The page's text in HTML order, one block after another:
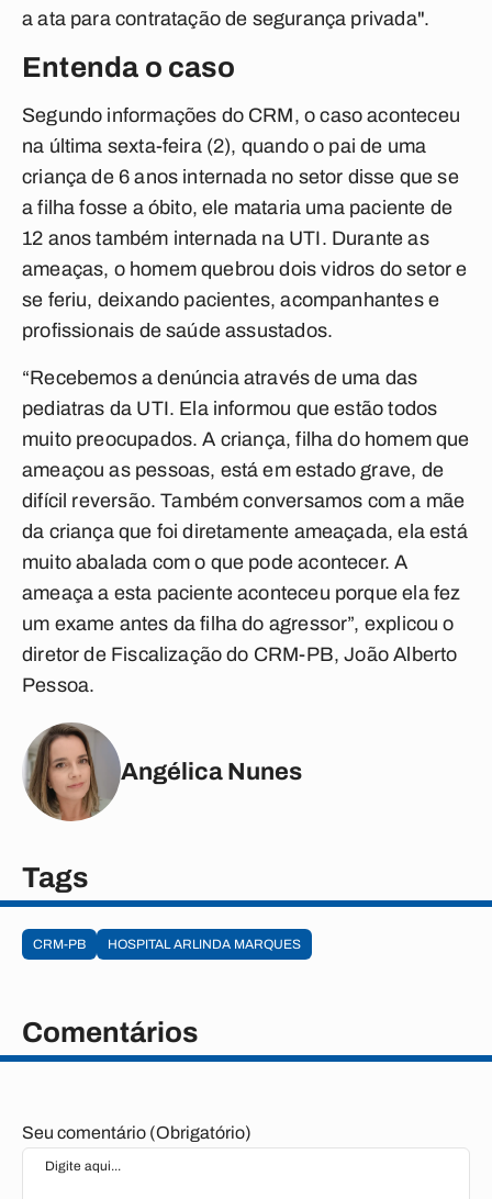
a ata para contratação de segurança privada".
Entenda o caso
Segundo informações do CRM, o caso aconteceu
na última sexta-feira (2), quando o pai de uma
criança de 6 anos internada no setor disse que se
a filha fosse a óbito, ele mataria uma paciente de
12 anos também internada na UTI. Durante as
ameaças, o homem quebrou dois vidros do setor e
se feriu, deixando pacientes, acompanhantes e
profissionais de saúde assustados.
“Recebemos a denúncia através de uma das
pediatras da UTI. Ela informou que estão todos
muito preocupados. A criança, filha do homem que
ameaçou as pessoas, está em estado grave, de
difícil reversão. Também conversamos com a mãe
da criança que foi diretamente ameaçada, ela está
muito abalada com o que pode acontecer. A
ameaça a esta paciente aconteceu porque ela fez
um exame antes da filha do agressor”, explicou o
diretor de Fiscalização do CRM-PB, João Alberto
Pessoa.
Angélica Nunes
Tags
CRM-PB HOSPITAL ARLINDA MARQUES
Comentários
Seu comentário (Obrigatório)